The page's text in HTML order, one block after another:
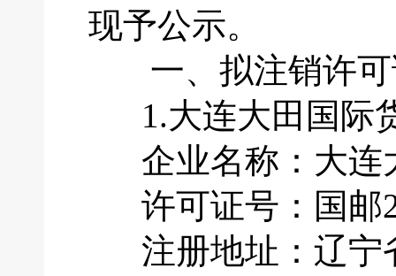
现予公示。
一、拟注销许可
1.大连大田国际
企业名称：大连
许可证号：国邮
注册地址：辽宁